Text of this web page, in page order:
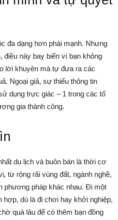
đa dạng hơn phái mạnh. Nhưng
điều này bay biến vì bạn không
lời khuyên mà tự đưa ra các
Ngoại giả, sự thiếu thông tin
dụng trực giác – 1 trong các tố
gia thành công.
du lịch và buôn bán là thời cơ
từ rộng rãi vùng đất, ngành nghề,
phương pháp khác nhau. Đi một
hợp, dù là đi chơi hay khởi nghiệp,
quá lâu để có thêm bạn đồng